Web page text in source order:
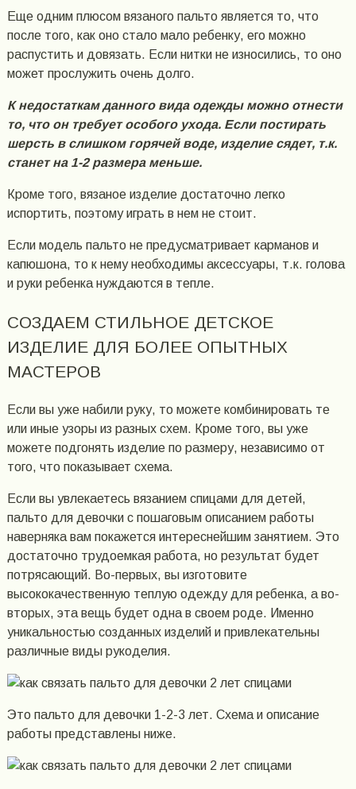
Еще одним плюсом вязаного пальто является то, что
после того, как оно стало мало ребенку, его можно
распустить и довязать. Если нитки не износились, то оно
может прослужить очень долго.
К недостаткам данного вида одежды можно отнести
то, что он требует особого ухода. Если постирать
шерсть в слишком горячей воде, изделие сядет, т.к.
станет на 1-2 размера меньше.
Кроме того, вязаное изделие достаточно легко
испортить, поэтому играть в нем не стоит.
Если модель пальто не предусматривает карманов и
капюшона, то к нему необходимы аксессуары, т.к. голова
и руки ребенка нуждаются в тепле.
СОЗДАЕМ СТИЛЬНОЕ ДЕТСКОЕ
ИЗДЕЛИЕ ДЛЯ БОЛЕЕ ОПЫТНЫХ
МАСТЕРОВ
Если вы уже набили руку, то можете комбинировать те
или иные узоры из разных схем. Кроме того, вы уже
можете подгонять изделие по размеру, независимо от
того, что показывает схема.
Если вы увлекаетесь вязанием спицами для детей,
пальто для девочки с пошаговым описанием работы
наверняка вам покажется интереснейшим занятием. Это
достаточно трудоемкая работа, но результат будет
потрясающий. Во-первых, вы изготовите
высококачественную теплую одежду для ребенка, а во-
вторых, эта вещь будет одна в своем роде. Именно
уникальностью созданных изделий и привлекательны
различные виды рукоделия.
Это пальто для девочки 1-2-3 лет. Схема и описание
работы представлены ниже.